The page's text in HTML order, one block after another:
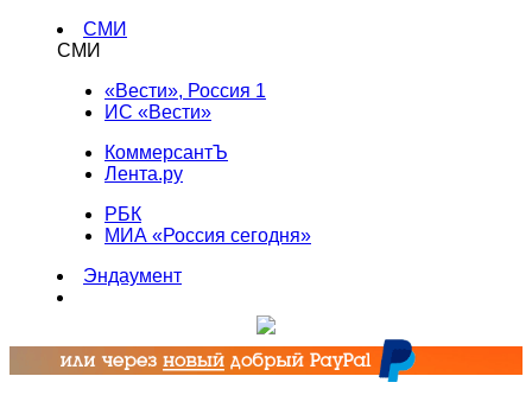
СМИ
СМИ
«Вести», Россия 1
ИС «Вести»
КоммерсантЪ
Лента.ру
РБК
МИА «Россия сегодня»
Эндаумент